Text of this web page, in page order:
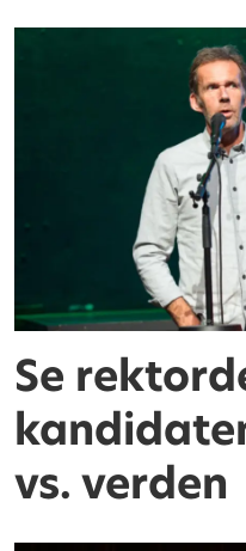
Se
vs. verden